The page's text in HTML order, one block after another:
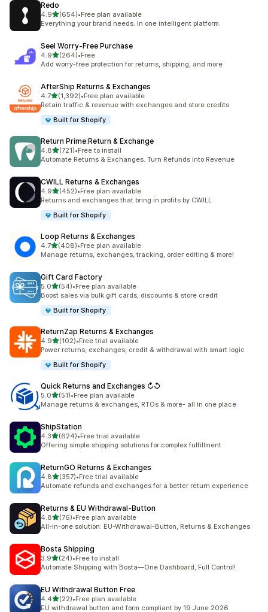
Redo
4.9별 5개 중
(654)
총 리뷰 654개
•Free plan available
Everything your brand needs. In one intelligent platform.
Seel Worry‑Free Purchase
4.9별 5개 중
(264)
총 리뷰 264개
•Free
Add worry-free protection for returns, shipping, and more
AfterShip Returns & Exchanges
4.7별 5개 중
(1,392)
총 리뷰 1392개
•Free plan available
Retain traffic & revenue with exchanges and store credits
Built for Shopify
Return Prime:Return & Exchange
4.8별 5개 중
(721)
총 리뷰 721개
•Free to install
Automate Returns & Exchanges. Turn Refunds into Revenue
CWILL Returns & Exchanges
4.9별 5개 중
(452)
총 리뷰 452개
•Free plan available
Returns and exchanges that bring in profits by CWILL
Built for Shopify
Loop Returns & Exchanges
4.7별 5개 중
(408)
총 리뷰 408개
•Free plan available
Manage returns, exchanges, tracking, order editing & more!
Gift Card Factory
5.0별 5개 중
(54)
총 리뷰 54개
•Free plan available
Boost sales via bulk gift cards, discounts & store credit
Built for Shopify
ReturnZap Returns & Exchanges
4.9별 5개 중
(102)
총 리뷰 102개
•Free trial available
Power returns, exchanges, credit & withdrawal with smart logic
Built for Shopify
Quick Returns and Exchanges ↻↺
5.0별 5개 중
(51)
총 리뷰 51개
•Free plan available
Manage returns & exchanges, RTOs & more- all in one place
ShipStation
4.3별 5개 중
(624)
총 리뷰 624개
•Free trial available
Offering simple shipping solutions for complex fulfillment
ReturnGO Returns & Exchanges
4.8별 5개 중
(357)
총 리뷰 357개
•Free trial available
Automate refunds and exchanges for a better return experience
Returns & EU Withdrawal‑Button
4.8별 5개 중
(76)
총 리뷰 76개
•Free plan available
All-in-one solution: EU-Withdrawal-Button, Returns & Exchanges
Bosta Shipping
3.9별 5개 중
(24)
총 리뷰 24개
•Free to install
Automate Shipping with Bosta—One Dashboard, Full Control!
EU Withdrawal Button Free
4.4별 5개 중
(22)
총 리뷰 22개
•Free plan available
EU withdrawal button and form compliant by 19 June 2026